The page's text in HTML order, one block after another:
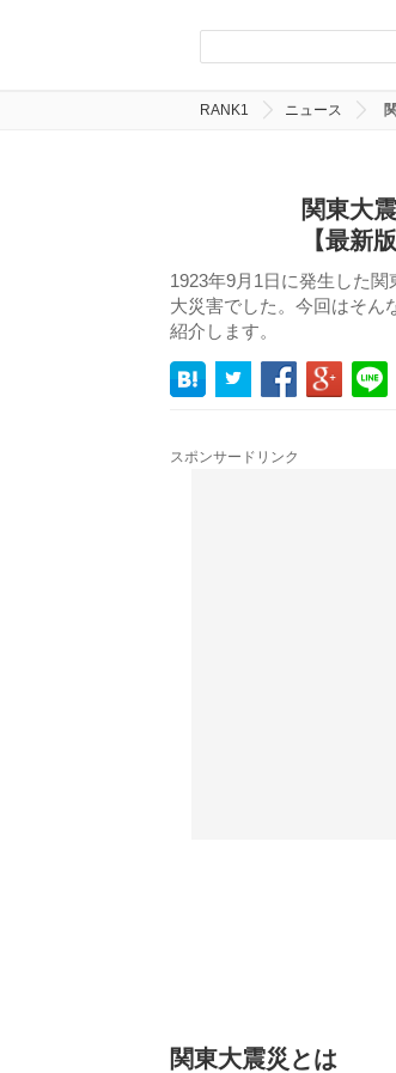
RANK1 ニュース
関東大
【最新版
1923年9月1日に発生した
大災害でした。今回はそん
紹介します。
スポンサードリンク
関東大震災とは